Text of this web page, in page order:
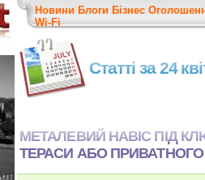
Новини Блоги Бізнес
Wi-Fi
Статті за 24
МЕТАЛЕВИЙ НАВІС ПІД
ТЕРАСИ АБО